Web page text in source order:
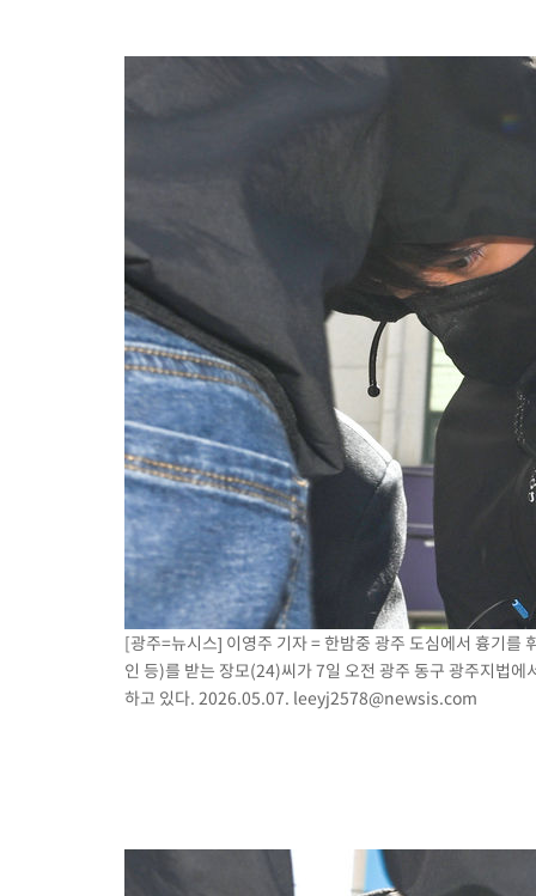
[광주=뉴시스] 이영주 기자 = 한밤중 광주 도심에서 흉기를
인 등)를 받는 장모(24)씨가 7일 오전 광주 동구 광주지법
하고 있다. 2026.05.07. leeyj2578@newsis.com